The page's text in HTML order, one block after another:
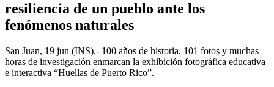
resiliencia de un pueblo ante los
fenómenos naturales
San Juan, 19 jun (INS).- 100 años de historia, 101 fotos y muchas
horas de investigación enmarcan la exhibición fotográfica educativa
e interactiva “Huellas de Puerto Rico”.